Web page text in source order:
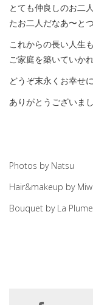
とても仲良しのお二
たお二人だなあ〜と
これからの長い人生
ご家庭を築いていか
どうぞ末永くお幸せ
ありがとうございま
Photos by Natsu
Hair&makeup by
Bouquet by La Plume